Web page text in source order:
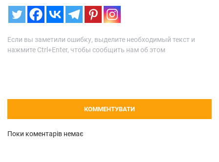
Если вы заметили ошибку, выделите необходимый текст и
нажмите Ctrl+Enter, чтобы сообщить нам об этом
КОММЕНТУВАТИ
Поки коментарів немає